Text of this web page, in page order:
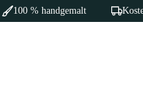
100 % handgemalt